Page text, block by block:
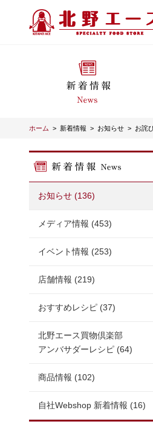
ホーム > 新着情報 > お知らせ > お詫
お知らせ (136)
メディア情報 (453)
イベント情報 (253)
店舗情報 (219)
おすすめレシピ (37)
北野エース買物倶楽部
アンバサダーレシピ (64)
商品情報 (102)
自社Webshop 新着情報 (16)